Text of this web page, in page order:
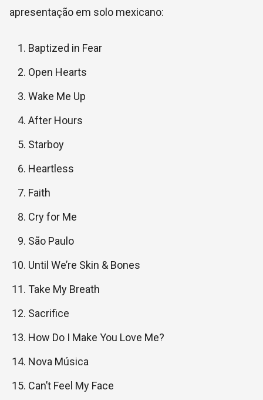
apresentação em solo mexicano:
Baptized in Fear
Open Hearts
Wake Me Up
After Hours
Starboy
Heartless
Faith
Cry for Me
São Paulo
Until We’re Skin & Bones
Take My Breath
Sacrifice
How Do I Make You Love Me?
Nova Música
Can’t Feel My Face